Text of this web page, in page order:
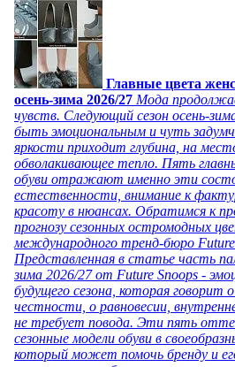
Главные цвета
осень-зима 2026/27 Мода
чувств. Следующий сезон осень-
быть эмоциональным и чуть
яркости приходит глубина, на
обволакивающее тепло. Пять
обуви отражают именно эти
естественности, внимание к
красоту в нюансах. Обратимся к
прогнозу сезонных остромодных
международного тренд-бюро Future
Представленная в статье часть
зима 2026/27 от Future Snoops -
будущего сезона, которая говорит
честности, о равновесии,
не требует повода. Эти пять
сезонные модели обуви в
который может помочь бренду и